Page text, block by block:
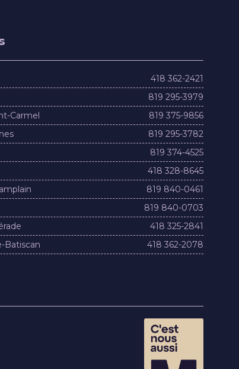
418 362-2421
819 295-3979
Carmel
819 375-9856
819 295-3782
819 374-4525
418 328-8645
819 840-0461
819 840-0703
418 325-2841
Batiscan
418 362-2078